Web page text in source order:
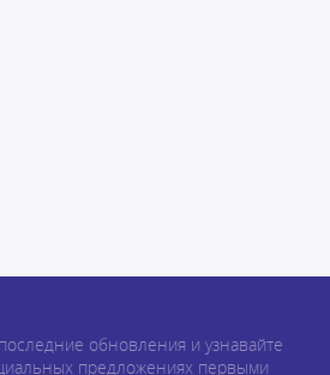
обновления и узнавайте
предложениях первыми